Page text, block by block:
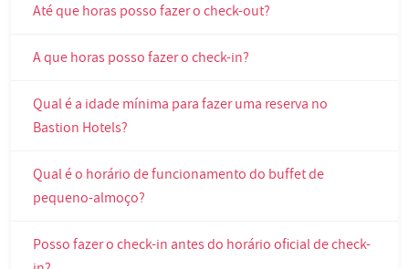
Até que horas posso fazer o check-out?
A que horas posso fazer o check-in?
Qual é a idade mínima para fazer uma reserva no
Bastion Hotels?
Qual é o horário de funcionamento do buffet de
pequeno-almoço?
Posso fazer o check-in antes do horário oficial de check-